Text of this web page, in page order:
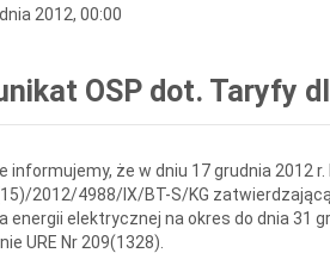
2012, 00:00
OSP dot. Taryfy
informujemy, że w dniu 17 grudnia 2012
2012/4988/IX/BT-S/KG
energii elektrycznej na okres do dnia 31
URE Nr 209(1328).